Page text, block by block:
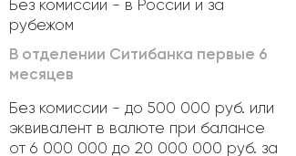
Без комиссии - в России и за
рубежом
В отделении Ситибанка первые 6
месяцев
Без комиссии - до 500 000 руб. или
эквивалент в валюте при балансе
от 6 000 000 до 20 000 000 руб. за